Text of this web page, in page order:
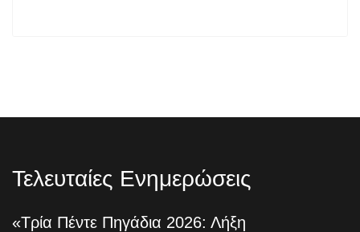
Τελευταίες Ενημερώσεις
«Τρία Πέντε Πηγάδια 2026: Λήξη